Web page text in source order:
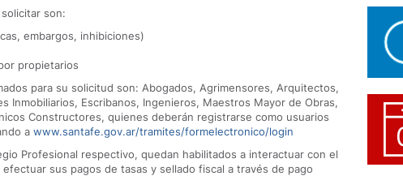
son:
embargos, inhibiciones)
propietarios
para su solicitud son: Abogados, Agrimensores, Arquitectos,
Inmobiliarios, Escribanos, Ingenieros, Maestros Mayor de Obras,
Constructores, quienes deberán registrarse como usuarios
a www.santafe.gov.ar/tramites/formelectronico/login
Profesional respectivo, quedan habilitados a interactuar con el
sus pagos de tasas y sellado fiscal a través de pago